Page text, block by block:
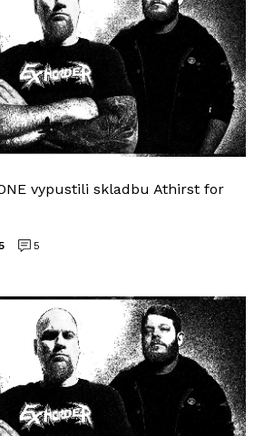
vypustili skladbu Athirst for
5